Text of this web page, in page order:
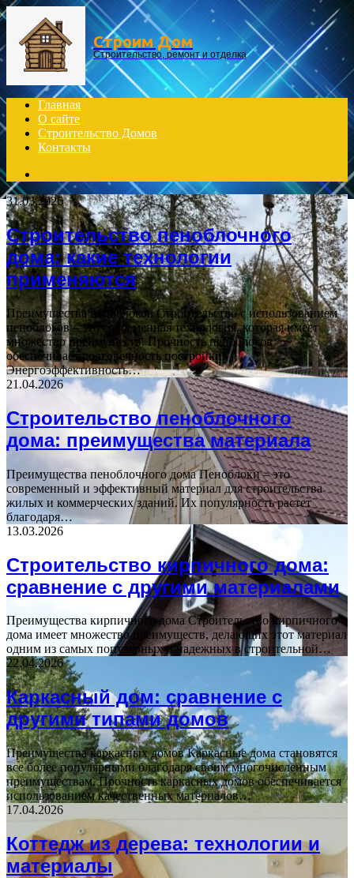
Menu
Строим Дом
Строительство, ремонт и отделка
Главная
О сайте
Строительство Домов
Контакты
31.03.2026
Строительство пеноблочного
дома: какие технологии
применяются
Преимущества пеноблоков Строительство с использованием
пеноблоков – это современная технология, которая имеет
множество преимуществ. Прочность пеноблоков
обеспечивает долговечность постройки.
Энергоэффективность…
21.04.2026
Строительство пеноблочного
дома: преимущества материала
Преимущества пеноблочного дома Пеноблоки – это
современный и эффективный материал для строительства
жилых и коммерческих зданий. Их популярность растет
благодаря…
13.03.2026
Строительство кирпичного дома:
сравнение с другими материалами
Преимущества кирпичного дома Строительство кирпичного
дома имеет множество преимуществ, делающих этот материал
одним из самых популярных и надежных в строительной…
22.04.2026
Каркасный дом: сравнение с
другими типами домов
Преимущества каркасных домов Каркасные дома становятся
все более популярными благодаря своим многочисленным
преимуществам. Прочность каркасных домов обеспечивается
использованием качественных материалов…
17.04.2026
Коттедж из дерева: технологии и
материалы